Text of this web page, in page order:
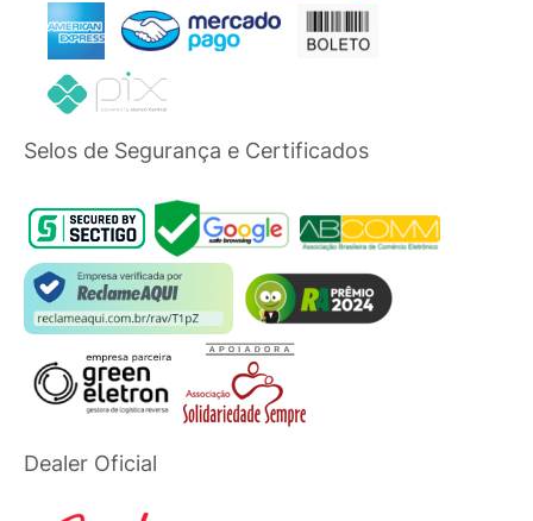
Selos de Segurança e Certificados
Dealer Oficial